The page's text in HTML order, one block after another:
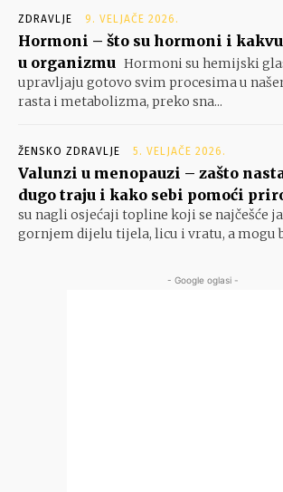
ZDRAVLJE 9. VELJAČE 2026.
Hormoni – što su hormoni i
u organizmu Hormoni su hemijski
upravljaju gotovo svim procesima u
rasta i metabolizma, preko sna...
ŽENSKO ZDRAVLJE 5. VELJAČE 2026.
Valunzi u menopauzi – zašto
dugo traju i kako sebi pomoći
su nagli osjećaji topline koji se najčešće
gornjem dijelu tijela, licu i vratu, a mogu
- Google oglasi -